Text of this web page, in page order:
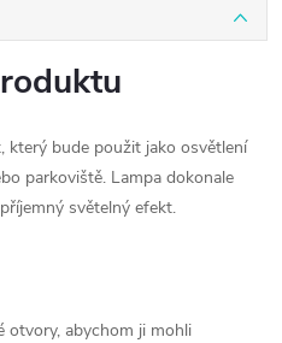
který bude použit jako osvětlení
parkoviště. Lampa dokonale
světelný efekt.
otvory, abychom ji mohli